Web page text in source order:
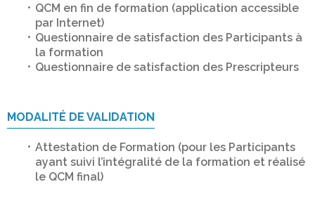
QCM en fin de formation (application accessible
par Internet)
Questionnaire de satisfaction des Participants à
la formation
Questionnaire de satisfaction des Prescripteurs
MODALITÉ DE VALIDATION
Attestation de Formation (pour les Participants
ayant suivi l’intégralité de la formation et réalisé
le QCM final)